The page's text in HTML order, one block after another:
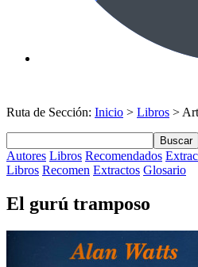
Ruta de Sección: Inicio > Libros >
Buscar
Autores Libros Recomendados
Libros Recomen Extractos Glosario
El gurú tramposo